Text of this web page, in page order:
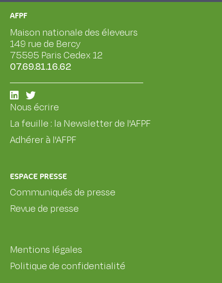
AFPF
Maison nationale des éleveurs
149 rue de Bercy
75595 Paris Cedex 12
07.69.81.16.62
Nous écrire
La feuille : la Newsletter de l'AFPF
Adhérer à l'AFPF
ESPACE PRESSE
Communiqués de presse
Revue de presse
Mentions légales
Politique de confidentialité